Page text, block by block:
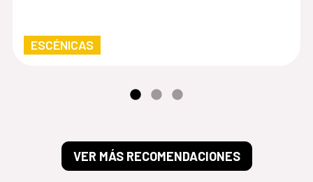
ESCÉNICAS
VER MÁS RECOMENDACIONES